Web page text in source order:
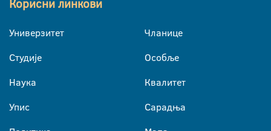
Корисни линкови
Универзитет
Студије
Наука
Упис
Чланице
Особље
Квалитет
Сарадња